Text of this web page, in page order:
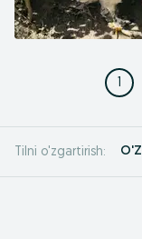
1
Tilni o'zgartirish: O'Z